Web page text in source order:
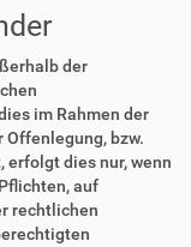
der
im Rahmen der
Offenlegung, bzw.
erfolgt dies nur, wenn
auf
rechtlichen